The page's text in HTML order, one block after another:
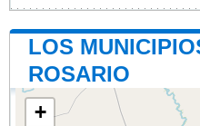
LOS
ROSARIO
+